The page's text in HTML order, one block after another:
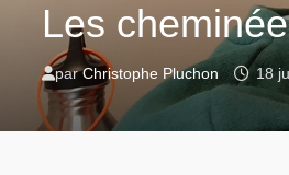
Les
parChristophe Pluchon 18